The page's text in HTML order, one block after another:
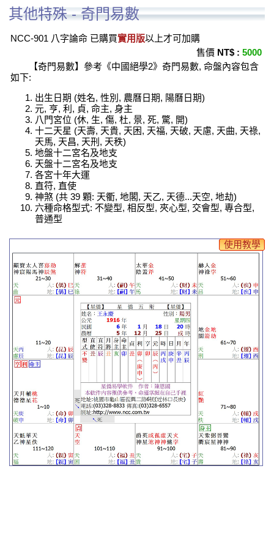
其他特殊 - 奇門易數
NCC-901 八字論命 已購買實用版以上才可加購
售價 NT$ : 5000
【奇門易數】參考《中國絕學2》奇門易數, 命盤內容包含
如下:
出生日期 (姓名, 性別, 農曆日期, 陽曆日期)
元, 亨, 利, 貞, 命主, 身主
八門宮位 (休, 生, 傷, 杜, 景, 死, 驚, 開)
十二天星 (天壽, 天貴, 天困, 天福, 天破, 天慮, 天曲, 天祿,
天馬, 天昌, 天刑, 天秩)
地盤十二宮名及地支
天盤十二宮名及地支
各宮十年大運
直符, 直使
神煞 (共 39 顆: 天衢, 地閣, 天乙, 天德...天空, 地劫)
六種命格型式: 不變型, 相反型, 夾心型, 交會型, 專合型,
普通型
使用教學